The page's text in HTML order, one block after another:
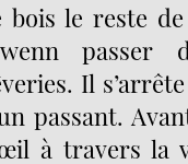
bois le reste
passer
Il
passant.
à travers la